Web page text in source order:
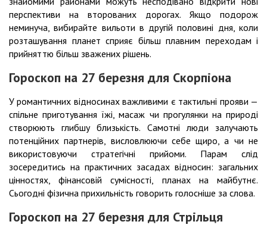
перспективи на второваних дорогах. Якщо подорож
неминуча, вибирайте вильоти в другій половині дня, коли
розташування планет сприяє більш плавним переходам і
прийняттю більш зважених рішень.
Гороскоп на 27 березня для Скорпіона
У романтичних відносинах важливими є тактильні прояви —
спільне приготування їжі, масаж чи прогулянки на природі
створюють глибшу близькість. Самотні люди залучають
потенційних партнерів, висловлюючи себе щиро, а чи не
використовуючи стратегічні прийоми. Парам слід
зосередитись на практичних засадах відносин: загальних
цінностях, фінансовій сумісності, планах на майбутнє.
Сьогодні фізична прихильність говорить голосніше за слова.
Гороскоп на 27 березня для Стрільця